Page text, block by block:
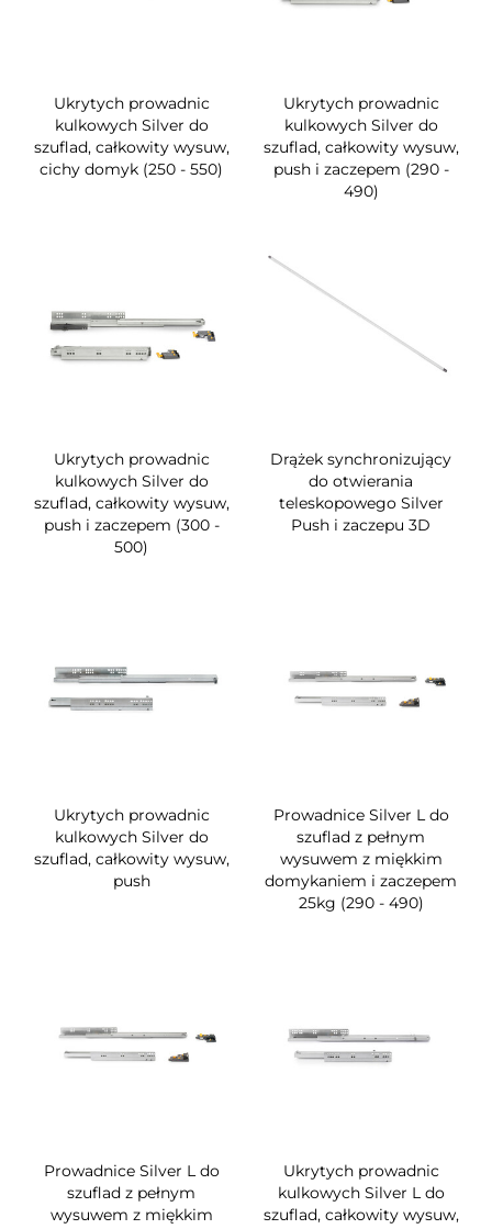
Ukrytych prowadnic
kulkowych Silver do
szuflad, całkowity wysuw,
cichy domyk (250 - 550)
Ukrytych prowadnic
kulkowych Silver do
szuflad, całkowity wysuw,
push i zaczepem (290 -
490)
Ukrytych prowadnic
kulkowych Silver do
szuflad, całkowity wysuw,
push i zaczepem (300 -
500)
Drążek synchronizujący
do otwierania
teleskopowego Silver
Push i zaczepu 3D
Ukrytych prowadnic
kulkowych Silver do
szuflad, całkowity wysuw,
push
Prowadnice Silver L do
szuflad z pełnym
wysuwem z miękkim
domykaniem i zaczepem
25kg (290 - 490)
Prowadnice Silver L do
szuflad z pełnym
wysuwem z miękkim
Ukrytych prowadnic
kulkowych Silver L do
szuflad, całkowity wysuw,